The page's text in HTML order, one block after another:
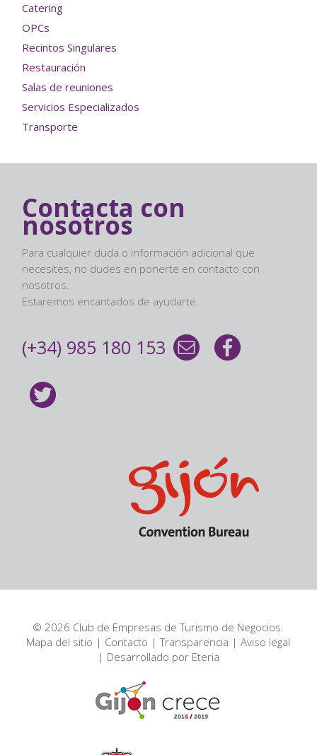
Catering
OPCs
Recintos Singulares
Restauración
Salas de reuniones
Servicios Especializados
Transporte
Contacta con
nosotros
Para cualquier duda o información adicional que
necesites, no dudes en ponerte en contacto con
nosotros.
Estaremos encantados de ayudarte.
(+34) 985 180 153
© 2026 Club de Empresas de Turismo de Negocios.
Mapa del sitio | Contacto |Transparencia |Aviso legal
| Desarrollado por Eteria